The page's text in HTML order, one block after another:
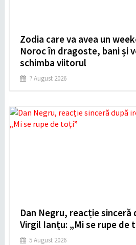
Zodia care va avea un
Noroc în dragoste, bani și
schimba viitorul
7 August 2026
Dan Negru, reacție sinceră
Virgil Ianțu: „Mi se rupe de
5 August 2026